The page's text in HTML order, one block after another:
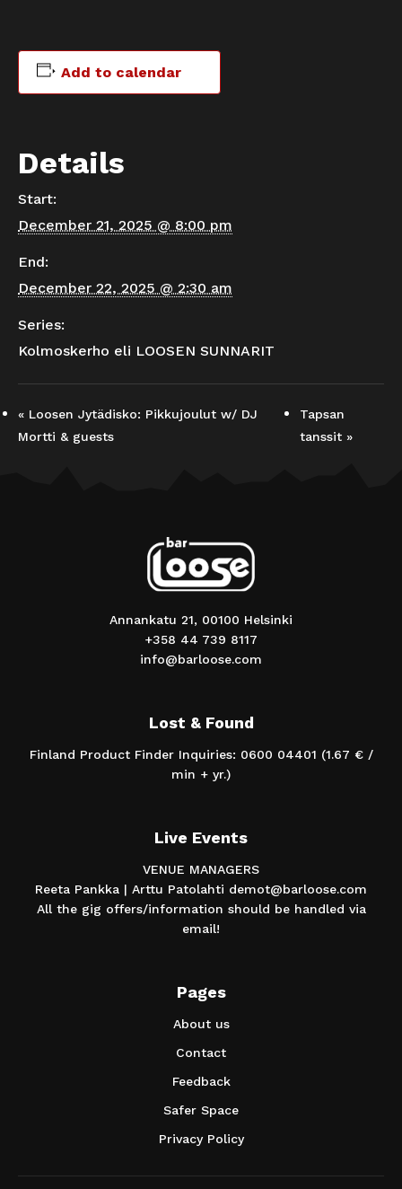
Add to calendar
Details
Start:
December 21, 2025 @ 8:00 pm
End:
December 22, 2025 @ 2:30 am
Series:
Kolmoskerho eli LOOSEN SUNNARIT
« Loosen Jytädisko: Pikkujoulut w/ DJ
Mortti & guests
Tapsan
tanssit »
Annankatu 21, 00100 Helsinki
+358 44 739 8117
info@barloose.com
Lost & Found
Finland Product Finder Inquiries: 0600 04401 (1.67 € /
min + yr.)
Live Events
VENUE MANAGERS
Reeta Pankka | Arttu Patolahti demot@barloose.com
All the gig offers/information should be handled via
email!
Pages
About us
Contact
Feedback
Safer Space
Privacy Policy